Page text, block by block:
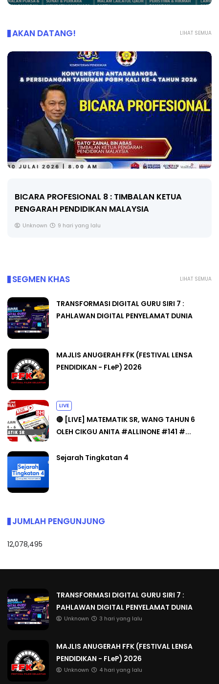
LIHAT SEMUA
AKAN DATANG!
BICARA PROFESIONAL 8 : TIMBALAN KETUA
PENGARAH PENDIDIKAN MALAYSIA
Unknown 9 hari yang lalu
LIHAT SEMUA
SEGMEN KHAS
TRANSFORMASI DIGITAL GURU SIRI 7 :
PAHLAWAN DIGITAL PENYELAMAT DUNIA
MAJLIS ANUGERAH FFK (FESTIVAL LENSA
PENDIDIKAN - FLeP) 2026
LIVE
🔴 [LIVE] MATEMATIK SR, WANG TAHUN 6
OLEH CIKGU ANITA #ALLINONE #141 #...
Sejarah Tingkatan 4
JUMLAH PENGUNJUNG
12,078,495
TRANSFORMASI DIGITAL GURU SIRI 7 :
PAHLAWAN DIGITAL PENYELAMAT DUNIA
Unknown 3 hari yang lalu
MAJLIS ANUGERAH FFK (FESTIVAL LENSA
PENDIDIKAN - FLeP) 2026
Unknown 4 hari yang lalu